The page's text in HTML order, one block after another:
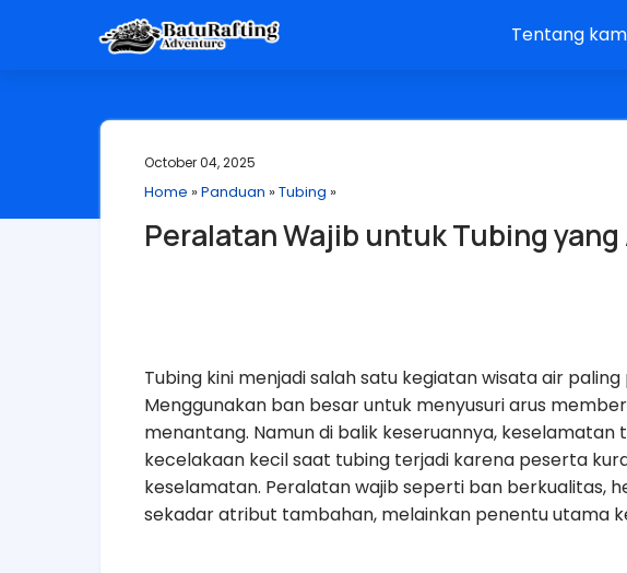
Tentang
October 04, 2025
Home »Panduan »Tubing »
Peralatan Wajib untuk Tubing yang
Tubing kini menjadi salah satu kegiatan wisata air
Menggunakan ban besar untuk menyusuri arus
menantang. Namun di balik keseruannya,
kecelakaan kecil saat tubing terjadi karena peserta
keselamatan. Peralatan wajib seperti ban berkualitas,
sekadar atribut tambahan, melainkan penentu utama